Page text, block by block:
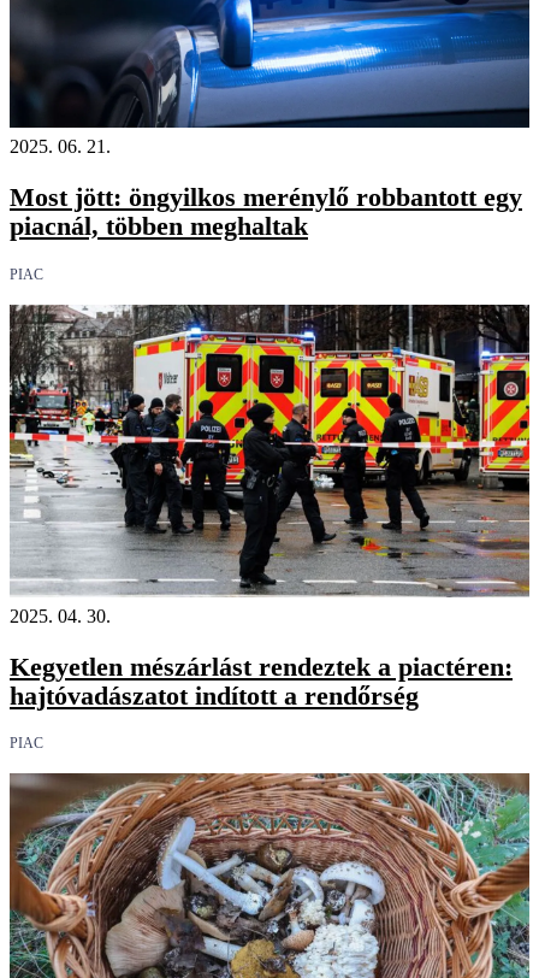
2025. 06. 21.
Most jött: öngyilkos merénylő robbantott egy
piacnál, többen meghaltak
PIAC
2025. 04. 30.
Kegyetlen mészárlást rendeztek a piactéren:
hajtóvadászatot indított a rendőrség
PIAC